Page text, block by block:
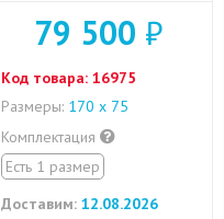
79 500 ₽
Код товара: 16975
Размеры: 170 х 75
Комплектация
Есть 1 размер
Доставим: 12.08.2026